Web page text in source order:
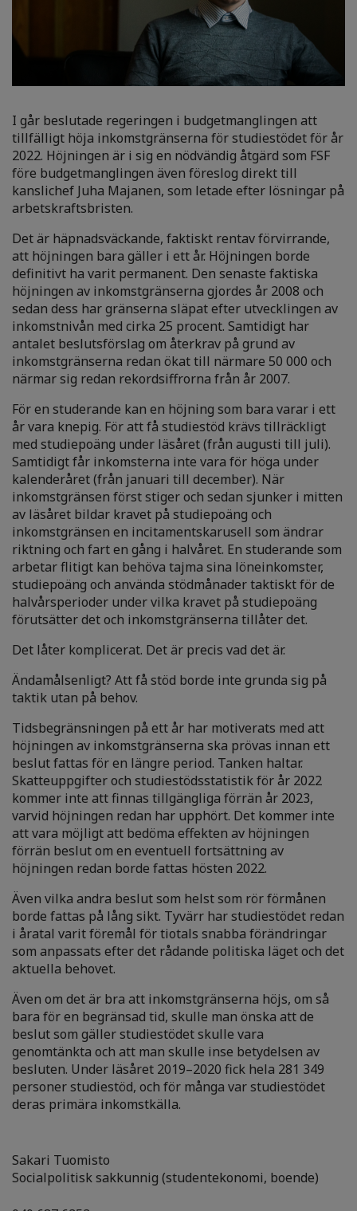
I går beslutade regeringen i budgetmanglingen att
tillfälligt höja inkomstgränserna för studiestödet för år
2022. Höjningen är i sig en nödvändig åtgärd som FSF
före budgetmanglingen även föreslog direkt till
kanslichef Juha Majanen, som letade efter lösningar på
arbetskraftsbristen.
Det är häpnadsväckande, faktiskt rentav förvirrande,
att höjningen bara gäller i ett år. Höjningen borde
definitivt ha varit permanent. Den senaste faktiska
höjningen av inkomstgränserna gjordes år 2008 och
sedan dess har gränserna släpat efter utvecklingen av
inkomstnivån med cirka 25 procent. Samtidigt har
antalet beslutsförslag om återkrav på grund av
inkomstgränserna redan ökat till närmare 50 000 och
närmar sig redan rekordsiffrorna från år 2007.
För en studerande kan en höjning som bara varar i ett
år vara knepig. För att få studiestöd krävs tillräckligt
med studiepoäng under läsåret (från augusti till juli).
Samtidigt får inkomsterna inte vara för höga under
kalenderåret (från januari till december). När
inkomstgränsen först stiger och sedan sjunker i mitten
av läsåret bildar kravet på studiepoäng och
inkomstgränsen en incitamentskarusell som ändrar
riktning och fart en gång i halvåret. En studerande som
arbetar flitigt kan behöva tajma sina löneinkomster,
studiepoäng och använda stödmånader taktiskt för de
halvårsperioder under vilka kravet på studiepoäng
förutsätter det och inkomstgränserna tillåter det.
Det låter komplicerat. Det är precis vad det är.
Ändamålsenligt? Att få stöd borde inte grunda sig på
taktik utan på behov.
Tidsbegränsningen på ett år har motiverats med att
höjningen av inkomstgränserna ska prövas innan ett
beslut fattas för en längre period. Tanken haltar.
Skatteuppgifter och studiestödsstatistik för år 2022
kommer inte att finnas tillgängliga förrän år 2023,
varvid höjningen redan har upphört. Det kommer inte
att vara möjligt att bedöma effekten av höjningen
förrän beslut om en eventuell fortsättning av
höjningen redan borde fattas hösten 2022.
Även vilka andra beslut som helst som rör förmånen
borde fattas på lång sikt. Tyvärr har studiestödet redan
i åratal varit föremål för tiotals snabba förändringar
som anpassats efter det rådande politiska läget och det
aktuella behovet.
Även om det är bra att inkomstgränserna höjs, om så
bara för en begränsad tid, skulle man önska att de
beslut som gäller studiestödet skulle vara
genomtänkta och att man skulle inse betydelsen av
besluten. Under läsåret 2019–2020 fick hela 281 349
personer studiestöd, och för många var studiestödet
deras primära inkomstkälla.
Sakari Tuomisto
Socialpolitisk sakkunnig (studentekonomi, boende)